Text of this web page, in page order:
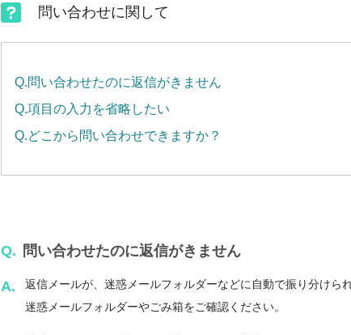
問い合わせに関して
Q.問い合わせたのに返信がきません
Q.項目の入力を省略したい
Q.どこから問い合わせできますか？
Q. 問い合わせたのに返信がきません
A.
返信メールが、迷惑メールフォルダーなどに自動で振り分けら
迷惑メールフォルダーやごみ箱をご確認ください。